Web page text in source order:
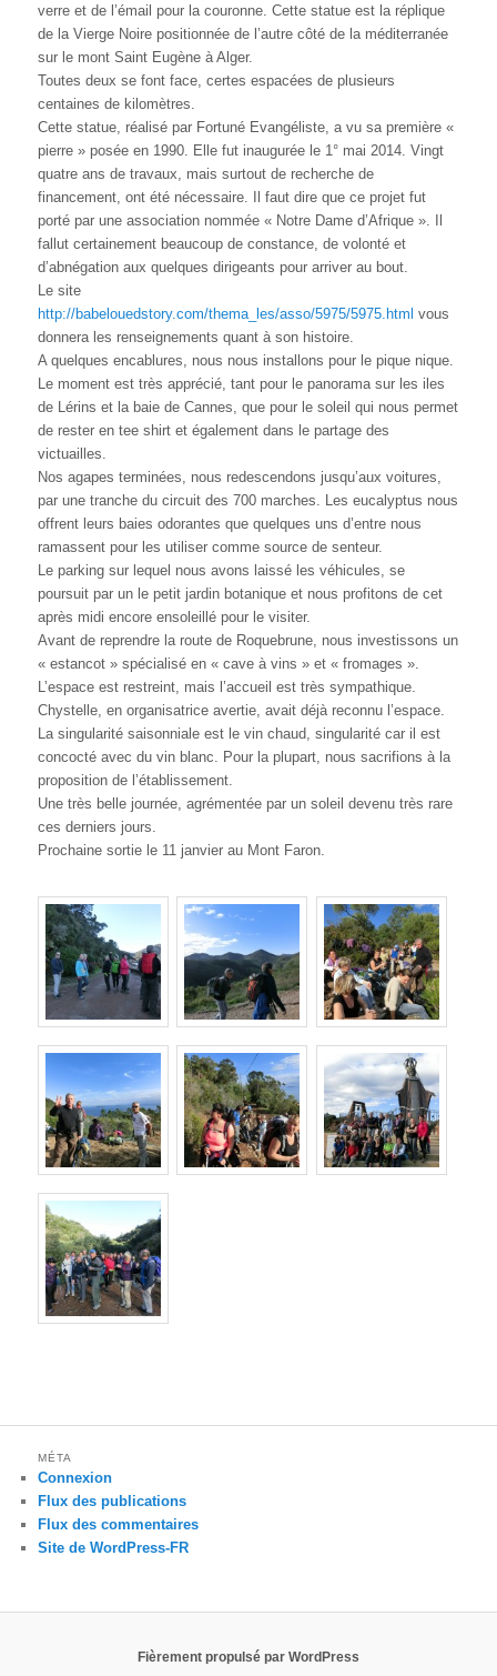
verre et de l’émail pour la couronne. Cette statue est la réplique
de la Vierge Noire positionnée de l’autre côté de la méditerranée
sur le mont Saint Eugène à Alger.
Toutes deux se font face, certes espacées de plusieurs
centaines de kilomètres.
Cette statue, réalisé par Fortuné Evangéliste, a vu sa première «
pierre » posée en 1990. Elle fut inaugurée le 1° mai 2014. Vingt
quatre ans de travaux, mais surtout de recherche de
financement, ont été nécessaire. Il faut dire que ce projet fut
porté par une association nommée « Notre Dame d’Afrique ». Il
fallut certainement beaucoup de constance, de volonté et
d’abnégation aux quelques dirigeants pour arriver au bout.
Le site
http://babelouedstory.com/thema_les/asso/5975/5975.html vous
donnera les renseignements quant à son histoire.
A quelques encablures, nous nous installons pour le pique nique.
Le moment est très apprécié, tant pour le panorama sur les iles
de Lérins et la baie de Cannes, que pour le soleil qui nous permet
de rester en tee shirt et également dans le partage des
victuailles.
Nos agapes terminées, nous redescendons jusqu’aux voitures,
par une tranche du circuit des 700 marches. Les eucalyptus nous
offrent leurs baies odorantes que quelques uns d’entre nous
ramassent pour les utiliser comme source de senteur.
Le parking sur lequel nous avons laissé les véhicules, se
poursuit par un le petit jardin botanique et nous profitons de cet
après midi encore ensoleillé pour le visiter.
Avant de reprendre la route de Roquebrune, nous investissons un
« estancot » spécialisé en « cave à vins » et « fromages ».
L’espace est restreint, mais l’accueil est très sympathique.
Chystelle, en organisatrice avertie, avait déjà reconnu l’espace.
La singularité saisonniale est le vin chaud, singularité car il est
concocté avec du vin blanc. Pour la plupart, nous sacrifions à la
proposition de l’établissement.
Une très belle journée, agrémentée par un soleil devenu très rare
ces derniers jours.
Prochaine sortie le 11 janvier au Mont Faron.
MÉTA
Connexion
Flux des publications
Flux des commentaires
Site de WordPress-FR
Fièrement propulsé par WordPress